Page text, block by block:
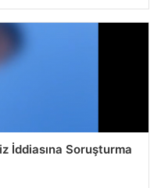
İddiasına Soruşturma